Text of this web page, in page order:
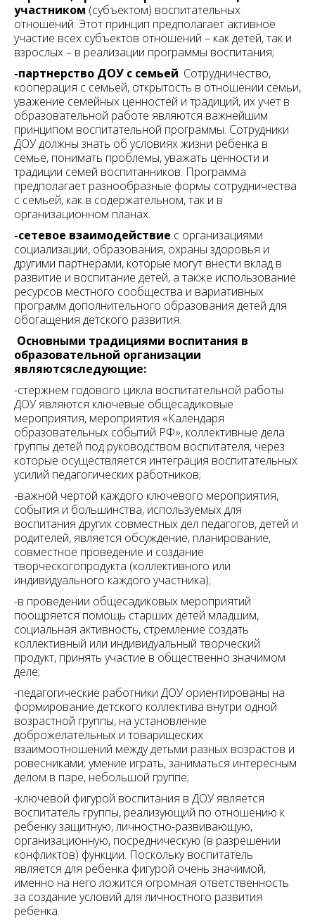
участником (субъектом) воспитательных
отношений. Этот принцип предполагает активное
участие всех субъектов отношений – как детей, так и
взрослых – в реализации программы воспитания;
-партнерство ДОУ с семьей. Сотрудничество,
кооперация с семьей, открытость в отношении семьи,
уважение семейных ценностей и традиций, их учет в
образовательной работе являются важнейшим
принципом воспитательной программы. Сотрудники
ДОУ должны знать об условиях жизни ребенка в
семье, понимать проблемы, уважать ценности и
традиции семей воспитанников. Программа
предполагает разнообразные формы сотрудничества
с семьей, как в содержательном, так и в
организационном планах.
-сетевое взаимодействие с организациями
социализации, образования, охраны здоровья и
другими партнерами, которые могут внести вклад в
развитие и воспитание детей, а также использование
ресурсов местного сообщества и вариативных
программ дополнительного образования детей для
обогащения детского развития.
Основными традициями воспитания в
образовательной организации
являютсяследующие:
-стержнем годового цикла воспитательной работы
ДОУ являются ключевые общесадиковые
мероприятия, мероприятия «Календаря
образовательных событий РФ», коллективные дела
группы детей под руководством воспитателя, через
которые осуществляется интеграция воспитательных
усилий педагогических работников;
-важной чертой каждого ключевого мероприятия,
события и большинства, используемых для
воспитания других совместных дел педагогов, детей и
родителей, является обсуждение, планирование,
совместное проведение и создание
творческогопродукта (коллективного или
индивидуального каждого участника);
-в проведении общесадиковых мероприятий
поощряется помощь старших детей младшим,
социальная активность, стремление создать
коллективный или индивидуальный творческий
продукт, принять участие в общественно значимом
деле;
-педагогические работники ДОУ ориентированы на
формирование детского коллектива внутри одной
возрастной группы, на установление
доброжелательных и товарищеских
взаимоотношений между детьми разных возрастов и
ровесниками; умение играть, заниматься интересным
делом в паре, небольшой группе;
-ключевой фигурой воспитания в ДОУ является
воспитатель группы, реализующий по отношению к
ребенку защитную, личностно-развивающую,
организационную, посредническую (в разрешении
конфликтов) функции. Поскольку воспитатель
является для ребенка фигурой очень значимой,
именно на него ложится огромная ответственность
за создание условий для личностного развития
ребенка.